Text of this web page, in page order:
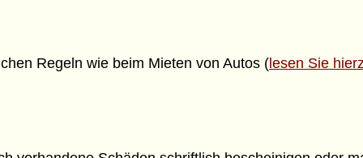
Regeln wie beim Mieten von Autos ( lesen Sie